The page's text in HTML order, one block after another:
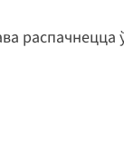
распачнецца